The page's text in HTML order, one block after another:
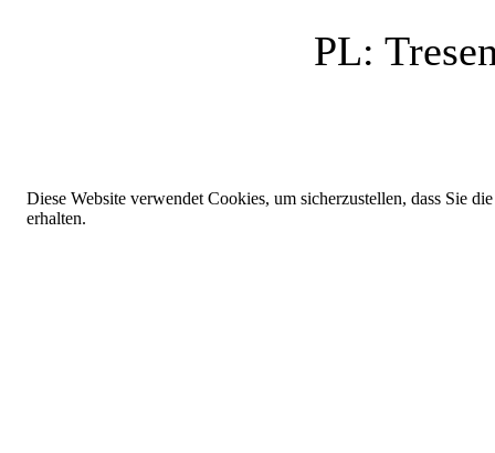
PL:
Diese Website verwendet Cookies, um sicherzustellen, dass Sie
erhalten.